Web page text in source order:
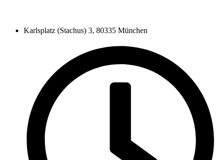
Karlsplatz (Stachus) 3, 80335 München